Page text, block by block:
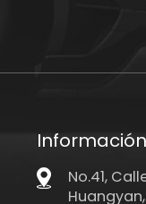
No.41,